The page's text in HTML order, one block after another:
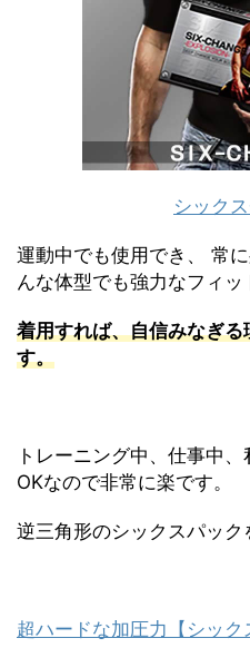
シック
運動中でも使用でき、 常
んな体型でも強力なフィッ
着用すれば、自信みなぎ
す。
トレーニング中、仕事中
OKなので非常に楽です。
逆三角形のシックスパック
超ハードな加圧力【シック